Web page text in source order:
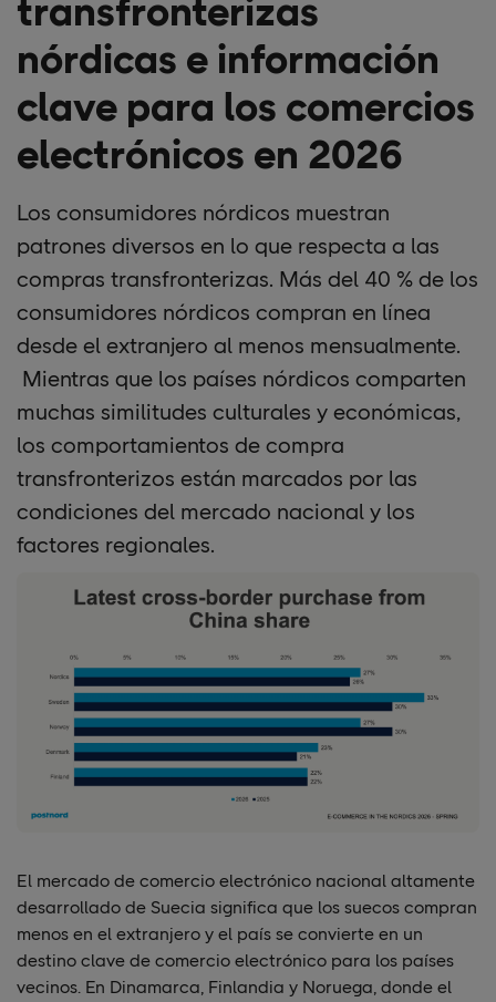
transfronterizas
nórdicas e información
clave para los comercios
electrónicos en 2026
Los consumidores nórdicos muestran
patrones diversos en lo que respecta a las
compras transfronterizas. Más del 40 % de los
consumidores nórdicos compran en línea
desde el extranjero al menos mensualmente.
Mientras que los países nórdicos comparten
muchas similitudes culturales y económicas,
los comportamientos de compra
transfronterizos están marcados por las
condiciones del mercado nacional y los
factores regionales.
El mercado de comercio electrónico nacional altamente
desarrollado de Suecia significa que los suecos compran
menos en el extranjero y el país se convierte en un
destino clave de comercio electrónico para los países
vecinos. En Dinamarca, Finlandia y Noruega, donde el